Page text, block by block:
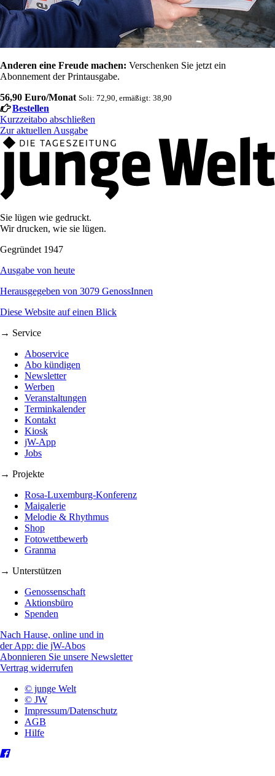
Anderen eine Freude machen: Verschenken Sie jetzt ein
Abonnement der Printausgabe.
56,90 Euro/Monat Soli: 72,90, ermäßigt: 38,90
Bestellen
Kurzzeitabo abschließen
Zur aktuellen Ausgabe
Sie lügen wie gedruckt.
Wir drucken, wie sie lügen.
Gegründet 1947
Ausgabe von heute
Herausgegeben von 3079 GenossInnen
Diese Website auf einen Blick
→ Service
Aboservice
Abo kündigen
Newsletter
Werben
Veranstaltungen
Terminkalender
Kontakt
Kiosk
jW-App
Jobs
→ Projekte
Rosa-Luxemburg-Konferenz
Maigalerie
Melodie & Rhythmus
Shop
Fotowettbewerb
Granma
→ Unterstützen
Genossenschaft
Aktionsbüro
Spenden
Nach Hause, online und in
der App: die jW-Abos
Abonnieren Sie unsere Newsletter
Vertrag widerrufen
© junge Welt
© JW
Impressum/Datenschutz
AGB
Hilfe